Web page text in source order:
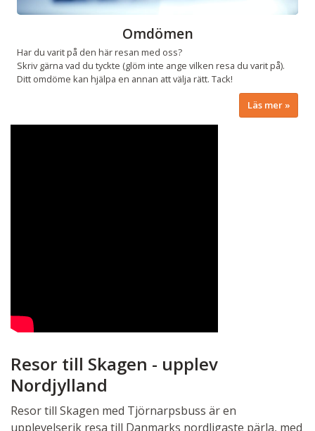
Omdömen
Har du varit på den här resan med oss?
Skriv gärna vad du tyckte (glöm inte ange vilken resa du varit på).
Ditt omdöme kan hjälpa en annan att välja rätt. Tack!
Läs mer
Resor till Skagen - upplev
Nordjylland
Resor till Skagen med Tjörnarpsbuss är en
upplevelserik resa till Danmarks nordligaste pärla, med